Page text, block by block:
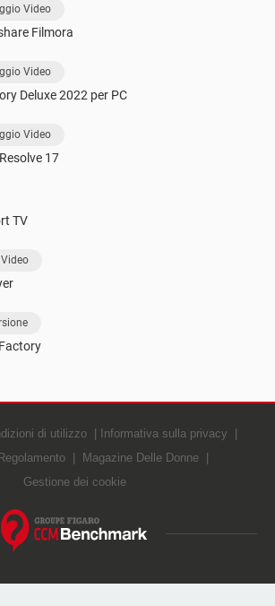
Video
Filmora
Video
Deluxe 2022 per PC
Video
17
TV
di utilizzo
Informativa sulla privacy
Regolamento
Magazine Delle Donne
Gestione dei cookie